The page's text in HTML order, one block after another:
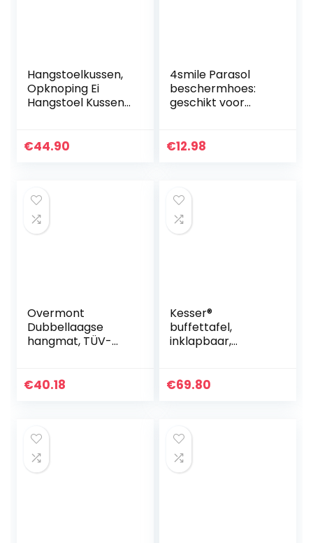
Hangstoelkussen,
Opknoping Ei
Hangstoel Kussen,
hangschommel,
€44.90
4smile Parasol
beschermhoes:
geschikt voor
tot 185x120cm,
€12.98
Overmont
Dubbellaagse
hangmat, TÜV-
en, 400 kg
€40.18
Kesser®
buffettafel,
inklapbaar,
campingtafel,
€69.80